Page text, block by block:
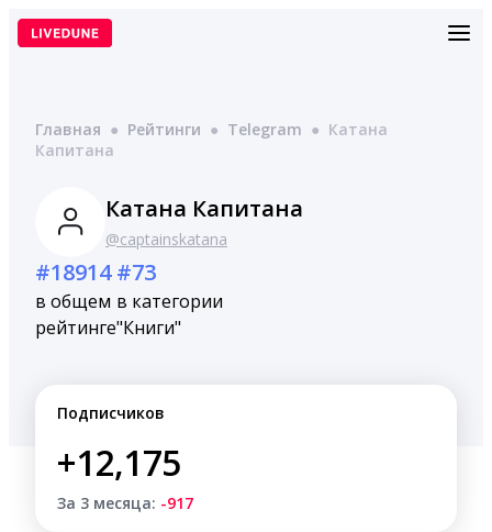
Перейти
Главная ● Рейтинги ● Telegram ● Катана
Капитана
Катана Капитана
@captainskatana
#18914
в общем
рейтинге
#73
в категории
"Книги"
Подписчиков
+12,175
За 3 месяца: -917